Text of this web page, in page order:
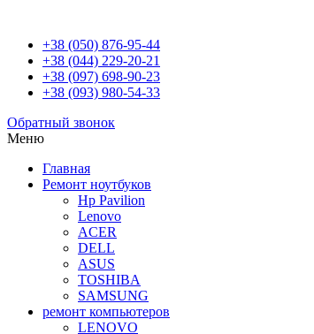
+38 (050) 876-95-44
+38 (044) 229-20-21
+38 (097) 698-90-23
+38 (093) 980-54-33
Обратный звонок
Меню
Главная
Ремонт ноутбуков
Hp Pavilion
Lenovo
ACER
DELL
ASUS
TOSHIBA
SAMSUNG
ремонт компьютеров
LENOVO